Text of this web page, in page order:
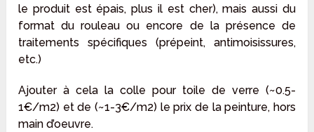
le produit est épais, plus il est cher), mais aussi du
format du rouleau ou encore de la présence de
traitements spécifiques (prépeint, antimoisissures,
etc.)
Ajouter à cela la colle pour toile de verre (~0.5-
1€/m2) et de (~1-3€/m2) le prix de la peinture, hors
main d’oeuvre.